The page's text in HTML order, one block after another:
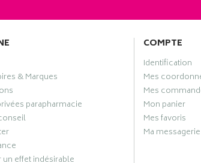
& Marques
parapharmacie
effet indésirable
COMPTE
Identification
Mes
Mes
Mon panier
Mes favoris
Ma messagerie